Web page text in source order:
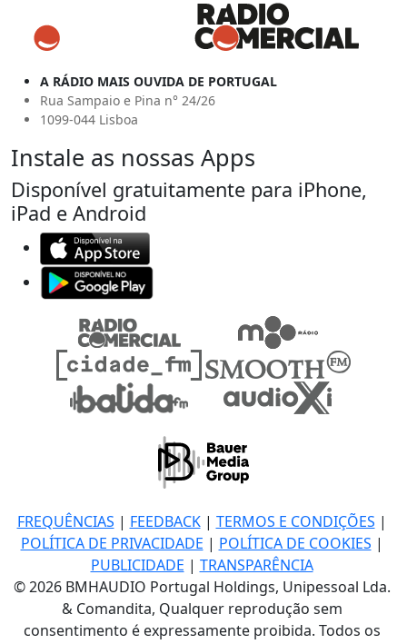
A RÁDIO MAIS OUVIDA DE PORTUGAL
Rua Sampaio e Pina n° 24/26
1099-044 Lisboa
Instale as nossas Apps
Disponível gratuitamente para iPhone,
iPad e Android
FREQUÊNCIAS | FEEDBACK| TERMOS E CONDIÇÕES |
POLÍTICA DE PRIVACIDADE | POLÍTICA DE COOKIES |
PUBLICIDADE | TRANSPARÊNCIA
© 2026 BMHAUDIO Portugal Holdings, Unipessoal Lda.
& Comandita, Qualquer reprodução sem
consentimento é expressamente proibida. Todos os